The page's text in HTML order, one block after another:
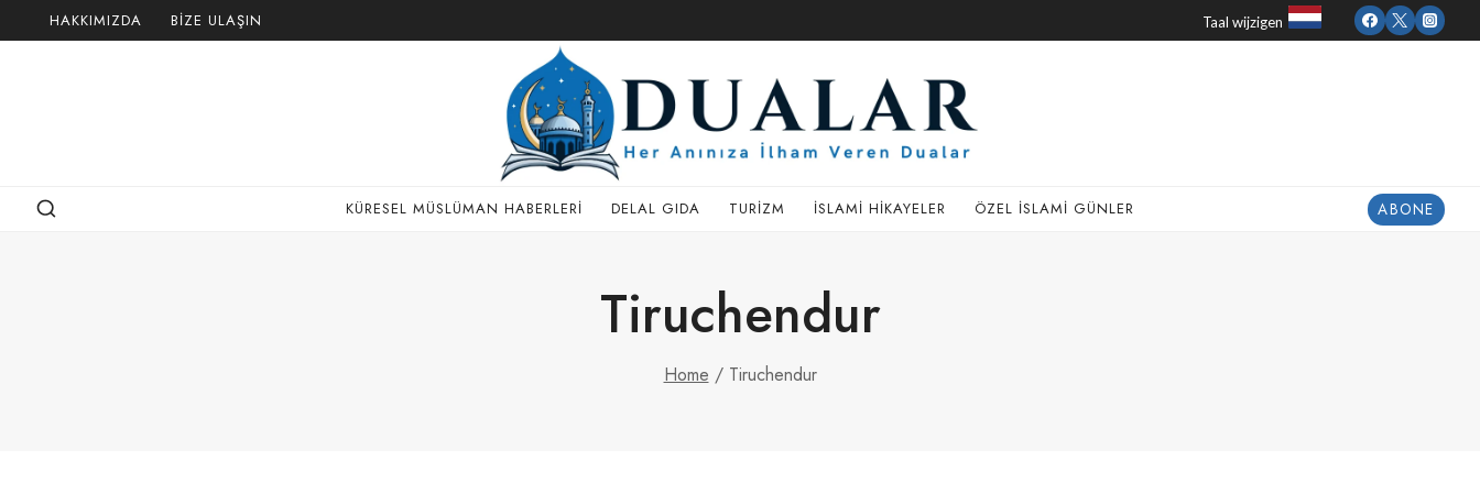
to
HAKKIMIZDA BIZE ULAŞIN Taal wijzigen
KÜRESEL MÜSLÜMAN HABERLERI DELAL GIDA TURIZM İSLAMI HIKAYELER ÖZEL İSLAMI GÜNLER ABONE
Tiruchendur
Home / Tiruchendur